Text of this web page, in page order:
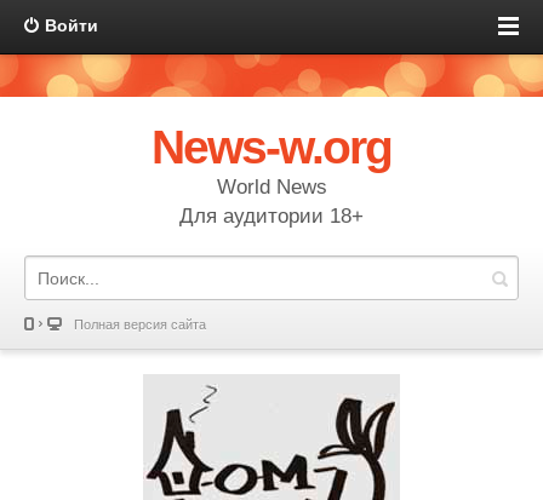
Войти
News-w.org
World News
Для аудитории 18+
Полная версия сайта